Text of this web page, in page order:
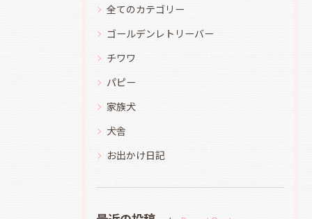
全てのカテゴリー
ゴールデンレトリーバー
チワワ
パピー
家族犬
犬舎
お出かけ日記